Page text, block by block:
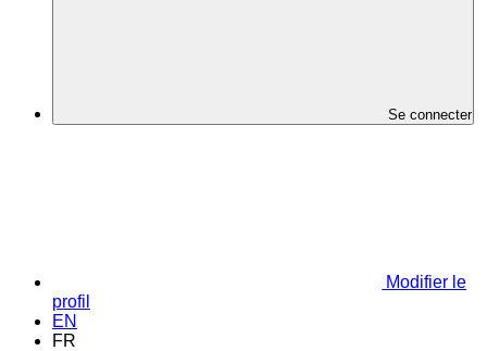
Se connecter
Modifier le
profil
EN
FR